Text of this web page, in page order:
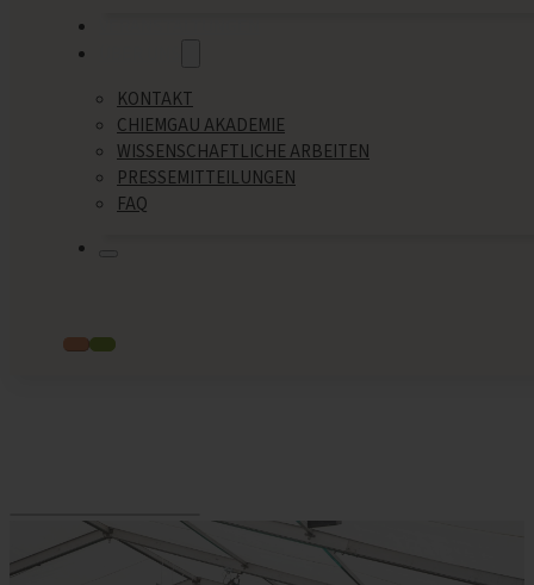
KONTAKT
CHIEMGAU AKADEMIE
WISSENSCHAFTLICHE ARBEITEN
PRESSEMITTEILUNGEN
FAQ